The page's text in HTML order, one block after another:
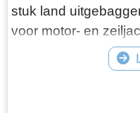
stuk land
voor motor- en
ongeveer 1995 nog
de verplaatsing van